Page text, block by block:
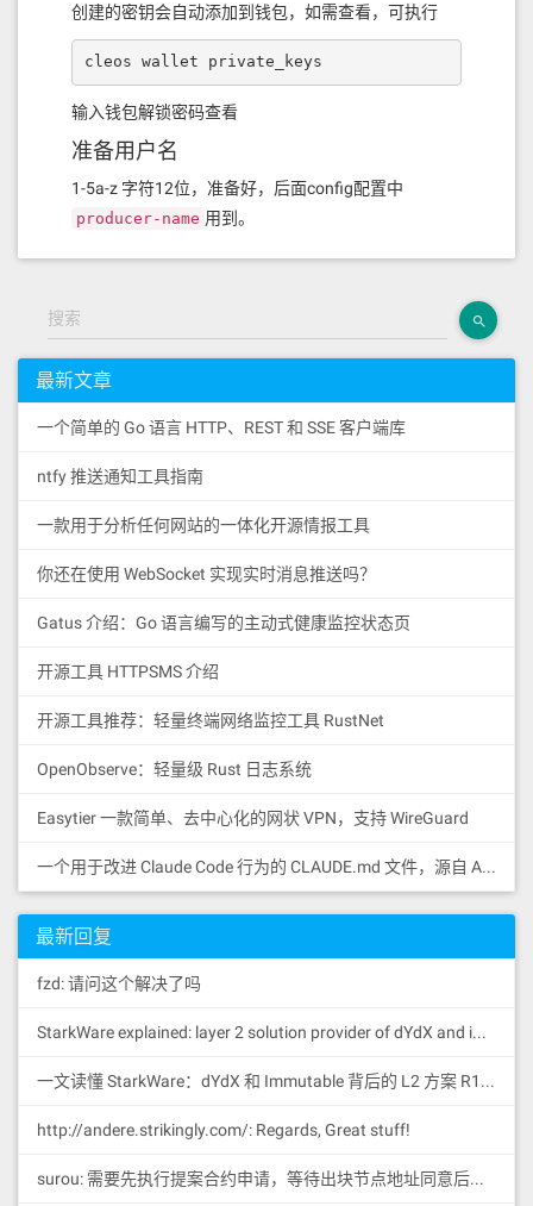
创建的密钥会自动添加到钱包，如需查看，可执行
cleos wallet private_keys
输入钱包解锁密码查看
准备用户名
1-5a-z 字符12位，准备好，后面config配置中
producer-name 用到。
建目录
选定一个存储位置，用于存储EOS节点配置和节点数
据。选定的磁盘存储一般要在300G以上，防止后期不
够。
然后在当前目录下，新建两个目录
eos-tools 用于存放eos节点的配置
创建 genesis.json
直接生成 genesis.json 文件
nodeos --extract-genesis-json genesis.
创建 config.ini 文件，并输入以下信息
//修改本地节点rpc 访问端口，默认为8888，修改
后，本地访问方式为`cleos -u http://127.0.
http-server-address = 0.0.0.0:8000
dress为，服务器IP或者域名，加上下面设置的端口
agent-name = "EOS Shen Si"
//创世节点名字必须为eosio
#创建一对密钥 创世节点不能修改私钥
搜索
最新文章
一个简单的 Go 语言 HTTP、REST 和 SSE 客户端库
ntfy 推送通知工具指南
一款用于分析任何网站的一体化开源情报工具
你还在使用 WebSocket 实现实时消息推送吗？
Gatus 介绍：Go 语言编写的主动式健康监控状态页
开源工具 HTTPSMS 介绍
开源工具推荐：轻量终端网络监控工具 RustNet
OpenObserve：轻量级 Rust 日志系统
Easytier 一款简单、去中心化的网状 VPN，支持 WireGuard
一个用于改进 Claude Code 行为的 CLAUDE.md 文件，源自 Andrej Karpathy 对 LLM 编码陷阱的观察。
最新回复
fzd: 请问这个解决了吗
StarkWare explained: layer 2 solution provider of dYdX and iMMUTABLE R11; BitKeep News: [...]Layer 2: https://...
一文读懂 StarkWare：dYdX 和 Immutable 背后的 L2 方案 R11; BitKeep 博客: [...]Layer 2:Comparing Laye...
http://andere.strikingly.com/: Regards, Great stuff!
surou: 需要先执行提案合约申请，等待出块节点地址同意后，才会进...